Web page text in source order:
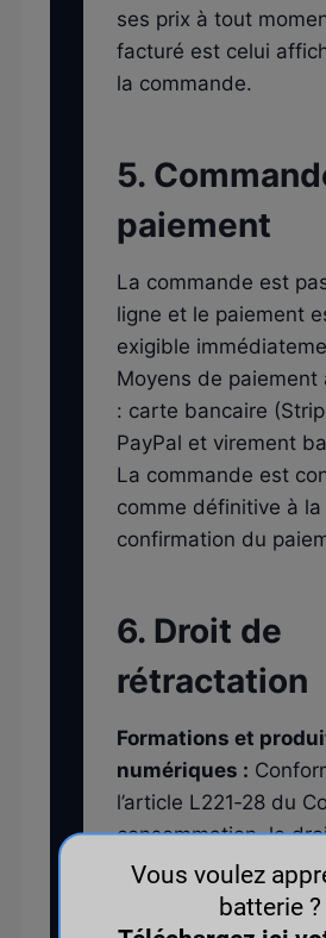
ses prix à tout
facturé est celui
la commande.
5.
paiement
La commande est
ligne et le paiement
exigible
Moyens de paiement
: carte bancaire
PayPal et virement
La commande est
comme définitive à la
confirmation du
6. Droit de
rétractation
Formations et
numériques :
l’article L221‑28 du
consommation, le
rétractation ne
aux contenus
pleinement exécutés